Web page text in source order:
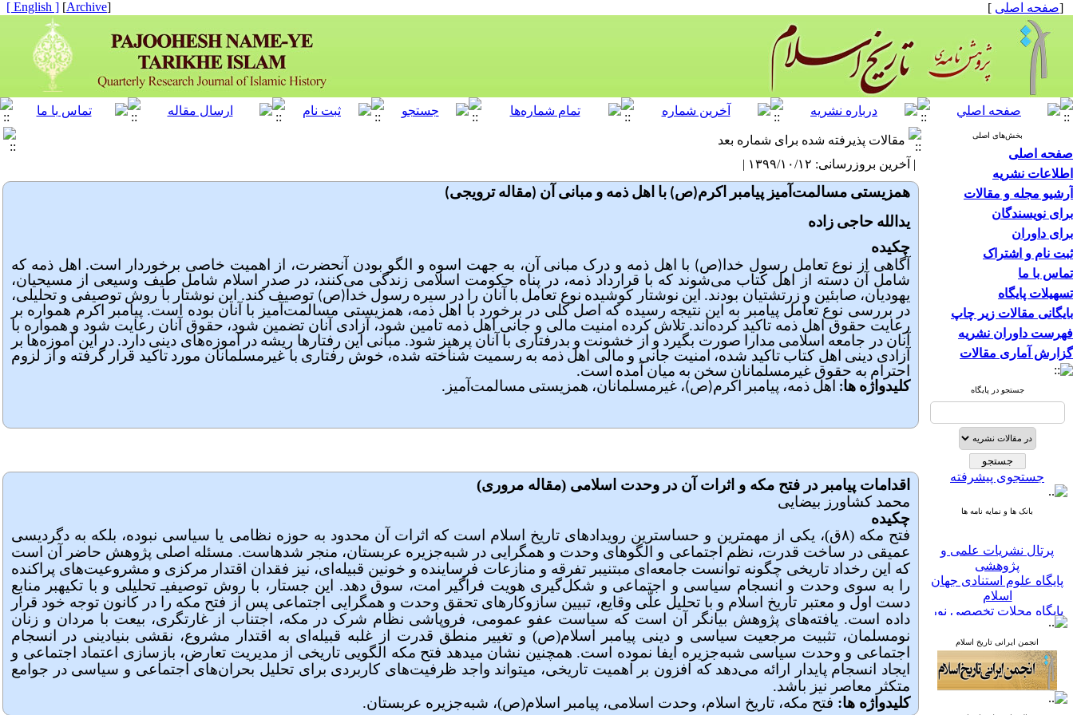
[صفحه اصلی ]
[
Archive
]
[ English ]
بخش‌های اصلی
صفحه اصلی
اطلاعات نشریه
آرشیو مجله و مقالات
برای نویسندگان
برای داوران
ثبت نام و اشتراک
تماس با ما
تسهیلات پایگاه
بایگانی مقالات زیر چاپ
فهرست داوران نشریه
گزارش آماری مقالات
جستجو در پایگاه
جستجوی پیشرفته
بانک ها و نمایه نامه ها
پرتال نشریات علمی و
پژوهشی
پایگاه علوم استنادی جهان
اسلام
پایگاه مجلات تخصصی نور
پایگاه مرکز اطلاعات جهاد
پرتال جامع علوم انسانی
بانک اطلاعات نشریات
کشور
google scholar
انجمن ایرانی تاریخ اسلام
مقالات پذیرفته شده برای شماره بعد
| آخرین بروزرسانی: ۱۳۹۹/۱۰/۱۲ |
همزیستی مسالمت‌آمیز پیامبر اکرم(ص) با اهل ذمه و مبانی آن (مقاله ترویجی)
یدالله حاجی زاده
چکیده
آگاهی از نوع تعامل رسول خدا(ص) با اهل ذمه و درک مبانی آن، به جهت اسوه و الگو بودن آن­حضرت، از اهمیت خاصی برخوردار است. اهل ذمه که
شامل آن دسته از اهل کتاب می‌شوند که با قرارداد ذمه، در پناه حکومت اسلامی زندگی می‌کنند، در صدر اسلام شامل طیف وسیعی از مسیحیان،
یهودیان، صابئین و زرتشتیان بودند. این نوشتار کوشیده نوع تعامل با آنان را در سیره رسول خدا(ص) توصیف کند. این نوشتار با روش توصیفی و تحلیلی،
در بررسی نوع تعامل پیامبر به این نتیجه رسیده که اصل کلی در برخورد با اهل ذمه، همزیستی مسالمت‌آمیز با آنان بوده است. پیامبر اکرم همواره بر
رعایت حقوق اهل ذمه تاکید کرده‌اند. تلاش کرده‌ امنیت مالی و جانی اهل ذمه تامین شود، آزادی آنان تضمین شود، حقوق آنان رعایت شود و همواره با
آنان در جامعه اسلامی مدارا صورت بگیرد و از خشونت و بدرفتاری با آنان پرهیز شود. مبانی این رفتارها ریشه در آموزه‌های دینی دارد. در این آموزه‌ها بر
آزادی دینی اهل کتاب تاکید شده، امنیت جانی و مالی اهل ذمه به رسمیت شناخته شده، خوش رفتاری با غیرمسلمانان مورد تاکید قرار گرفته و از لزوم
احترام به حقوق غیرمسلمانان سخن به میان آمده است.
کلیدواژه ­ها: اهل ذمه، پیامبر اکرم(ص)، غیرمسلمانان، همزیستی مسالمت‌آمیز.
اقدامات پیامبر در فتح مکه و اثرات آن در وحدت اسلامی (مقاله مروری)
محمد کشاورز بیضایی
چکیده
فتح مکه (۸ق)، یکی از مهم­ترین و حساس­ترین رویدادهای تاریخ اسلام است که اثرات آن محدود به حوزه نظامی یا سیاسی نبوده، بلکه به دگردیسی
عمیقی در ساخت قدرت، نظم اجتماعی و الگوهای وحدت و همگرایی در شبه‌جزیره عربستان، منجر شده­است. مسئله اصلی پژوهش حاضر آن است
که این رخداد تاریخی چگونه توانست جامعه‌ای مبتنی­بر تفرقه و منازعات فرساینده و خونین قبیله‌ای، نیز فقدان اقتدار مرکزی و مشروعیت‌های پراکنده
را به سوی وحدت و انسجام سیاسی و اجتماعی و شکل‌گیری هویت فراگیر امت، سوق دهد. این جستار، با روش توصیفی­ـ تحلیلی و با تکیه­بر منابع
دست اول و معتبر تاریخ اسلام و با تحلیل علّی وقایع، تبیین سازوکارهای تحقق وحدت و همگرایی اجتماعی پس از فتح مکه را در کانون توجه خود قرار
داده است. یافته‌های پژوهش بیانگر آن است که سیاست عفو عمومی، فروپاشی نظام شرک در مکه، اجتناب از غارتگری، بیعت با مردان و زنان
نومسلمان، تثبیت مرجعیت سیاسی و دینی پیامبر اسلام(ص) و تغییر منطق قدرت از غلبه قبیله‌ای به اقتدار مشروع، نقشی بنیادینی در انسجام
اجتماعی و وحدت سیاسی شبه‌جزیره ایفا نموده است. همچنین نشان می­دهد فتح مکه الگویی تاریخی از مدیریت تعارض، بازسازی اعتماد اجتماعی و
ایجاد انسجام پایدار ارائه می‌دهد که افزون بر اهمیت تاریخی، می­تواند واجد ظرفیت‌های کاربردی برای تحلیل بحران‌های اجتماعی و سیاسی در جوامع
متکثر معاصر نیز باشد.
کلیدواژه ­ها: فتح مکه، تاریخ اسلام، وحدت اسلامی، پیامبر اسلام(ص)، شبه‌جزیره عربستان.